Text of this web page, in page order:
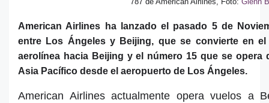
American Airlines ha lanzado el pasado 5 de
entre Los Ángeles y Beijing, que se convierte en
aerolínea hacia Beijing y el número 15 que se
Asia Pacífico desde el aeropuerto de Los Ángeles.
American Airlines actualmente opera vuelos a